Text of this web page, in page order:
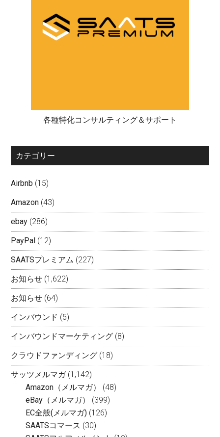
各種特化コンサルティング＆サポート
カテゴリー
Airbnb (15)
Amazon (43)
ebay (286)
PayPal (12)
SAATSプレミアム (227)
お知らせ (1,622)
お知らせ (64)
インバウンド (5)
インバウンドマーケティング (8)
クラウドファンディング (18)
サッツメルマガ(1,142)
Amazon（メルマガ）
(48)
eBay（メルマガ）
(399)
EC全般(メルマガ) (126)
SAATSコマース (30)